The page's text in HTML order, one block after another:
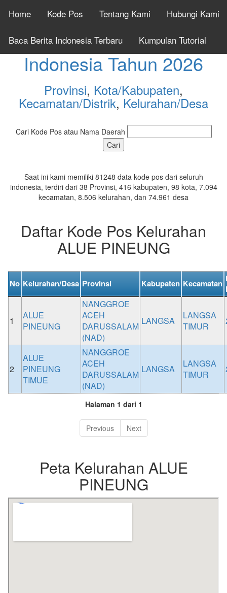
Home Kode Pos Tentang Kami Hubungi Kami
Baca Berita Indonesia Terbaru Kumpulan Tutorial
Cek Kode Pos Seluruh
Indonesia Tahun 2026
Provinsi, Kota/Kabupaten,
Kecamatan/Distrik, Kelurahan/Desa
Cari Kode Pos atau Nama Daerah
Saat ini kami memiliki 81248 data kode pos dari seluruh
indonesia, terdiri dari 38 Provinsi, 416 kabupaten, 98 kota, 7.094
kecamatan, 8.506 kelurahan, dan 74.961 desa
Daftar Kode Pos Kelurahan
ALUE PINEUNG
No Kelurahan/Desa Provinsi Kabupaten Kecamatan
1
ALUE
PINEUNG
NANGGROE
ACEH
DARUSSALAM
(NAD)
LANGSA
LANGSA
TIMUR
2
ALUE
PINEUNG
TIMUE
NANGGROE
ACEH
DARUSSALAM
(NAD)
LANGSA
LANGSA
TIMUR
Halaman 1 dari 1
Previous Next
Peta Kelurahan ALUE
PINEUNG